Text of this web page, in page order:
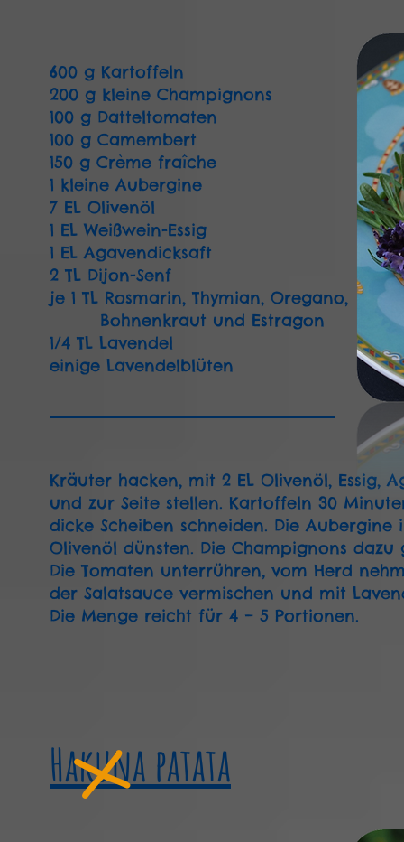
600 g Kartoffeln
200 g kleine Champignons
100 g Datteltomaten
100 g Camembert
150 g Crème fraîche
1 kleine Aubergine
7 EL Olivenöl
1 EL Weißwein-Essig
1 EL Agavendicksaft
2 TL Dijon-Senf
je 1 TL Rosmarin, Thymian, Oregano,
Bohnenkraut und Estragon
1/4 TL Lavendel
einige Lavendelblüten
Kräuter hacken, mit 2 EL Olivenöl, Essig,
und zur Seite stellen. Kartoffeln 30
dicke Scheiben schneiden. Die
Olivenöl dünsten. Die Champignons
Die Tomaten unterrühren, vom Herd
der Salatsauce vermischen und mit
Die Menge reicht für 4 – 5 Portionen.
Hakuna patata
X